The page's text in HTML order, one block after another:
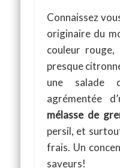
Connaissez
originaire du
couleur
presque
une salade
agrémentée
mélasse de
persil, et
frais. Un
saveurs!